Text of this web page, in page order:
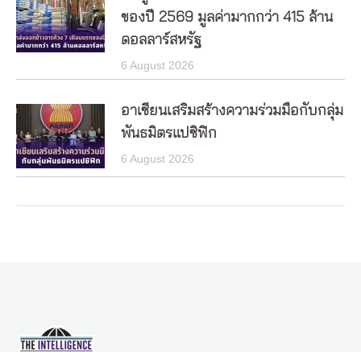
ของปี 2569 มูลค่ามากกว่า 415 ล้าน
ดอลลาร์สหรัฐ
6 August 2026
อาเซียนเสริมสร้างความร่วมมือกับกลุ่ม
พันธมิตรแปซิฟิก
6 August 2026